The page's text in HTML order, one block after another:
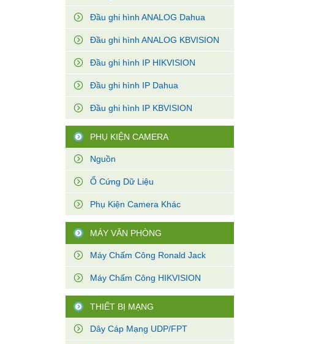
Đầu ghi hình ANALOG Dahua
Đầu ghi hình ANALOG KBVISION
Đầu ghi hình IP HIKVISION
Đầu ghi hình IP Dahua
Đầu ghi hình IP KBVISION
PHỤ KIỆN CAMERA
Nguồn
Ổ Cứng Dữ Liệu
Phụ Kiện Camera Khác
MÁY VĂN PHÒNG
Máy Chấm Công Ronald Jack
Máy Chấm Công HIKVISION
THIẾT BỊ MẠNG
Dây Cáp Mạng UDP/FPT